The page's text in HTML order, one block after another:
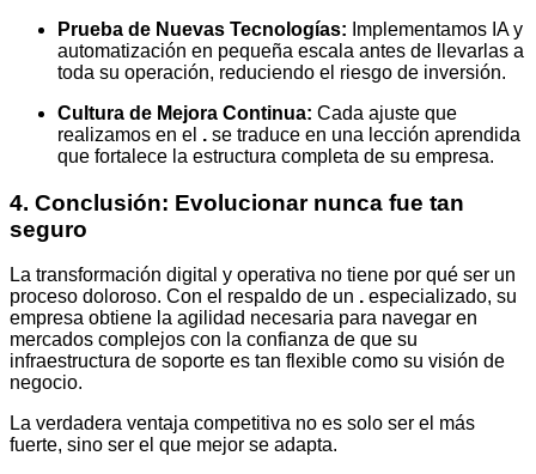
Prueba de Nuevas Tecnologías: Implementamos IA y
automatización en pequeña escala antes de llevarlas a
toda su operación, reduciendo el riesgo de inversión.
Cultura de Mejora Continua: Cada ajuste que
realizamos en el . se traduce en una lección aprendida
que fortalece la estructura completa de su empresa.
4. Conclusión: Evolucionar nunca fue tan
seguro
La transformación digital y operativa no tiene por qué ser un
proceso doloroso. Con el respaldo de un . especializado, su
empresa obtiene la agilidad necesaria para navegar en
mercados complejos con la confianza de que su
infraestructura de soporte es tan flexible como su visión de
negocio.
La verdadera ventaja competitiva no es solo ser el más
fuerte, sino ser el que mejor se adapta.